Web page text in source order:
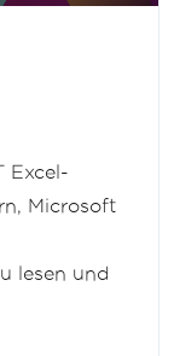
Excel-
Microsoft
lesen und